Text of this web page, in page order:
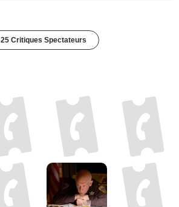
25 Critiques Spectateurs